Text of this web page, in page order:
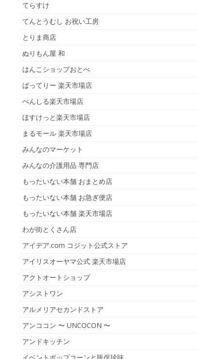
てらすけ
てんとうむし お祝い工房
とりま商店
ぬりもん屋 和
はんこショップおとべ
ばってりー 楽天市場店
ぺんしる楽天市場店
ほすけっと楽天市場店
まるモール 楽天市場店
みんなのマーケット
みんなの介護用品 専門店
もったいない本舗 おまとめ店
もったいない本舗 お急ぎ便店
もったいない本舗 楽天市場店
わが街とくさん店
アイデア.com コジット公式ストア
アイリスオーヤマ公式 楽天市場店
アクトオートショップ
アシストワン
アルメリアセカンドストア
アンココン 〜 UNCOCON 〜
アンドキッチン